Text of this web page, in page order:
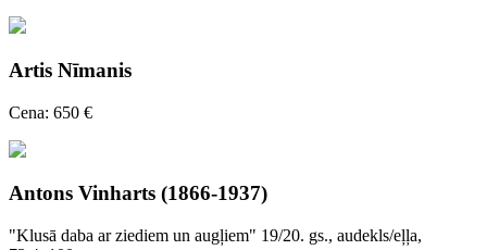
Artis Nīmanis
Cena: 650 €
Antons Vinharts (1866-1937)
"Klusā daba ar ziediem un augļiem" 19/20. gs., audekls/eļļa,